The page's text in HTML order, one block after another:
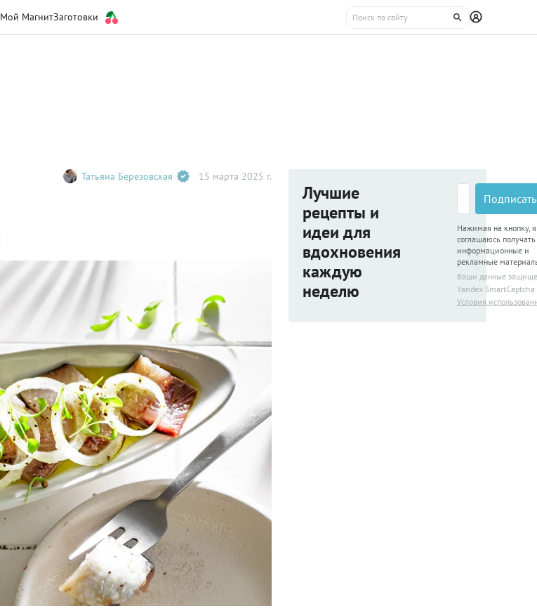
Мой МагнитЗаготовки
Татьяна Березовская 15 марта 2025 г.
Лучшие
рецепты и
идеи для
вдохновения
каждую
неделю
Нажимая на кнопку, я
соглашаюсь получать
информационные и
рекламные
Ваши данные
Yandex SmartCaptcha
Условия